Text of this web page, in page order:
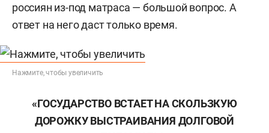
россиян из-под матраса — большой вопрос. А
ответ на него даст только время.
Нажмите, чтобы увеличить
«ГОСУДАРСТВО ВСТАЕТ НА СКОЛЬЗКУЮ
ДОРОЖКУ ВЫСТРАИВАНИЯ ДОЛГОВОЙ